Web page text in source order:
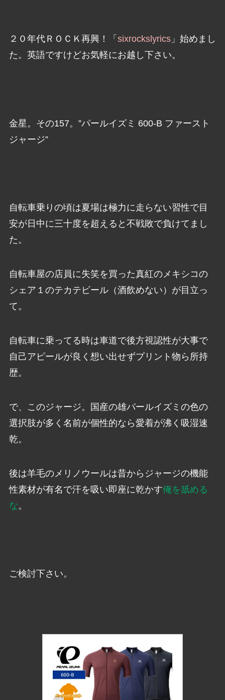
２０年代ＲＯＣＫ再興！「 sixrockslyrics」始めまし
た。英語ですけどお気軽にお越し下さい。
金星。その157。”パールイズミ 600-B ファースト
ジャージ”
自転車乗りの頃は夏場は極力に走らない習性で目
安が日中に三十度を超えると不戦敗で負けてまし
た。
自転車屋の店員に失笑を買った真紅のメキシコの
シェア１のテカテビール（酒飲めない）が目立っ
て。
自転車に乗ってる時は車道で後方視認性が大事で
自己アピールが良く想い出せずプリント物ら所持
歴。
で、このジャージ。国産の雄パールイズミの色の
選択肢が多く名前が個性的なら愛着が沸く吸湿速
乾。
後は羊毛のメリノウールは昔からジャージの機能
性素材が有名で汗を吸い即座に乾かす俺を舐める
な。
ご検討下さい。